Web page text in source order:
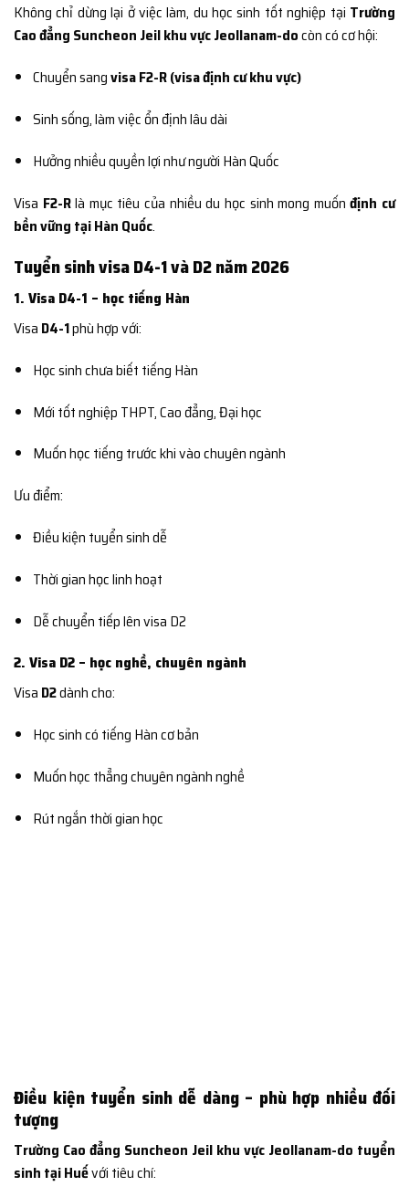
Không chỉ dừng lại ở việc làm, du học sinh tốt nghiệp tại Trường
Cao đẳng Suncheon Jeil khu vực Jeollanam-docòn có cơ hội:
Chuyển sangvisa F2-R (visa định cư khu vực)
Sinh sống, làm việc ổn định lâu dài
Hưởng nhiều quyền lợi như người Hàn Quốc
Visa F2-Rlà mục tiêu của nhiều du học sinh mong muốnđịnh cư
bền vững tại Hàn Quốc.
Tuyển sinh visa D4-1 và D2 năm 2026
1. Visa D4-1 – học tiếng Hàn
Visa D4-1phù hợp với:
Học sinh chưa biết tiếng Hàn
Mới tốt nghiệp THPT, Cao đẳng, Đại học
Muốn học tiếng trước khi vào chuyên ngành
Ưu điểm:
Điều kiện tuyển sinh dễ
Thời gian học linh hoạt
Dễ chuyển tiếp lên visa D2
2. Visa D2 – học nghề, chuyên ngành
Visa D2dành cho:
Học sinh có tiếng Hàn cơ bản
Muốn học thẳng chuyên ngành nghề
Rút ngắn thời gian học
Điều kiện tuyển sinh dễ dàng – phù hợp nhiều đối
tượng
Trường Cao đẳng Suncheon Jeil khu vực Jeollanam-do tuyển
sinh tại Huếvới tiêu chí: